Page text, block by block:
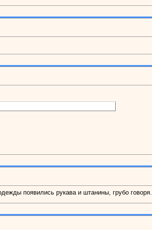
появились рукава и штанины, грубо говоря.